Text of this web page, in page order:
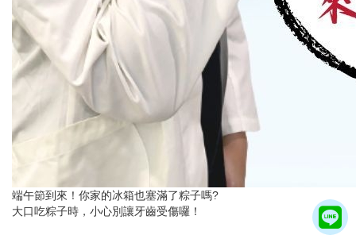
端午節到來！你家的冰箱也塞滿了粽子嗎?
大口吃粽子時，小心別讓牙齒受傷囉！